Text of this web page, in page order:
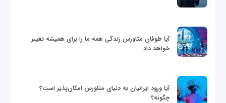
آیا طوفان متاورس زندگی همه ما را برای همیشه تغییر
خواهد داد
آیا ورود ایرانیان به دنیای متاورس امکان‌پذیر است؟
چگونه؟